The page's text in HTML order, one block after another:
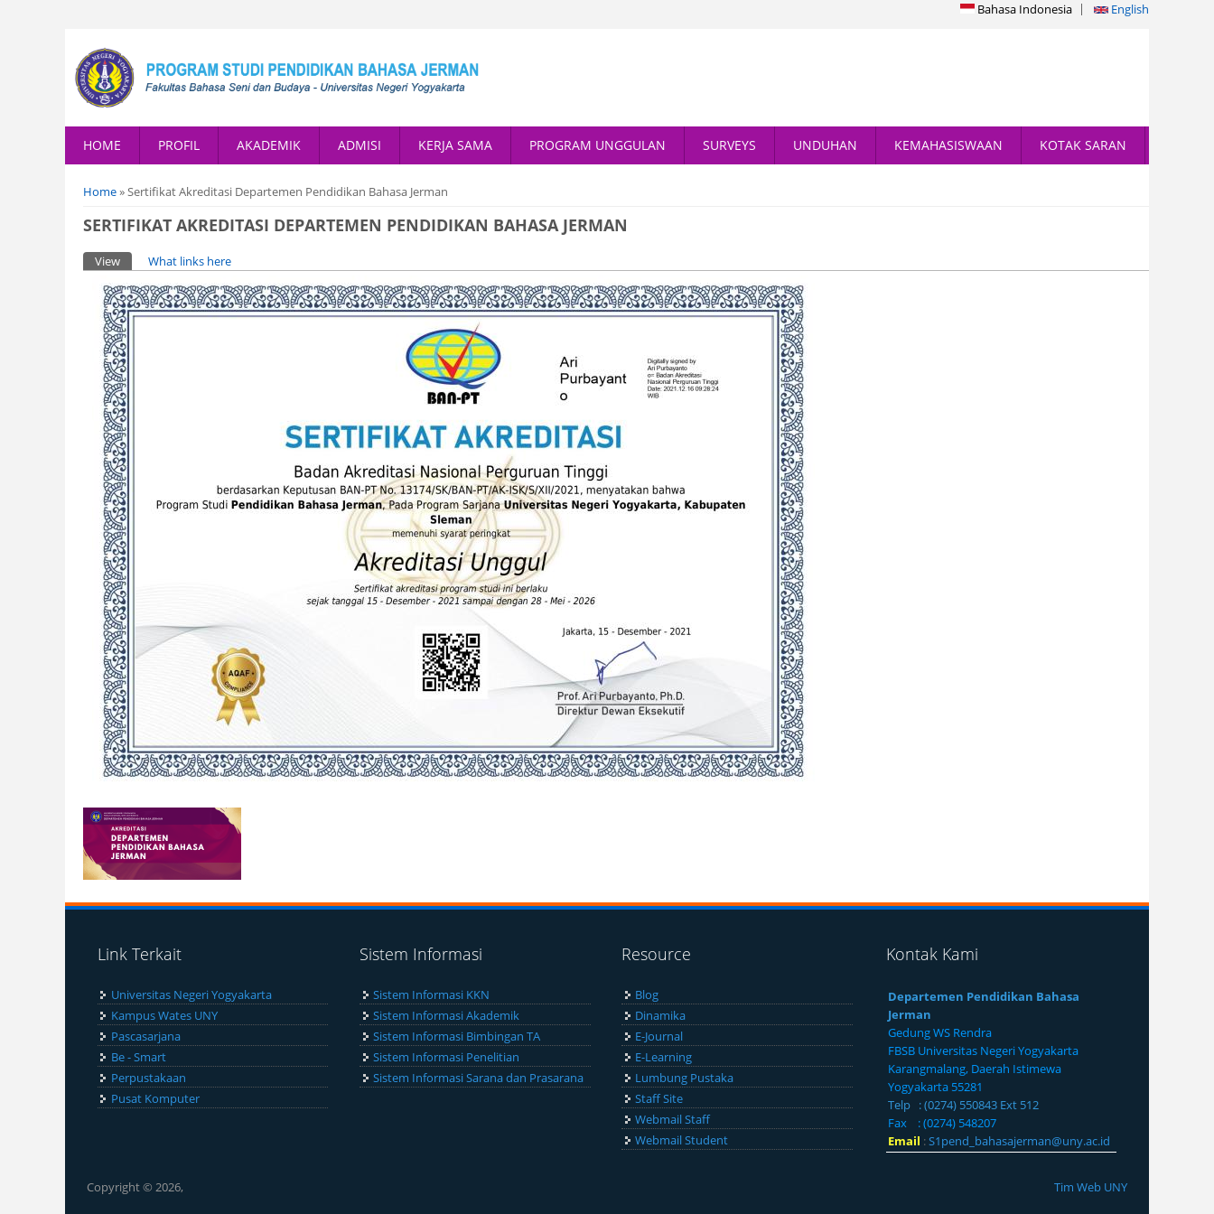
Bahasa Indonesia English
HOME PROFIL AKADEMIK ADMISI KERJA SAMA PROGRAM UNGGULAN SURVEYS UNDUHAN KEMAHASISWAAN KOTAK SARAN
You are here
Home» Sertifikat Akreditasi Departemen Pendidikan Bahasa Jerman
SERTIFIKAT AKREDITASI DEPARTEMEN PENDIDIKAN BAHASA JERMAN
Primary tabs
View (active tab)
What links here
Link Terkait
Universitas Negeri Yogyakarta
Kampus Wates UNY
Pascasarjana
Be - Smart
Perpustakaan
Pusat Komputer
Sistem Informasi
Sistem Informasi KKN
Sistem Informasi Akademik
Sistem Informasi Bimbingan TA
Sistem Informasi Penelitian
Sistem Informasi Sarana dan Prasarana
Resource
Blog
Dinamika
E-Journal
E-Learning
Lumbung Pustaka
Staff Site
Webmail Staff
Webmail Student
Kontak Kami
Departemen Pendidikan Bahasa
Jerman
Gedung WS Rendra
FBSB Universitas Negeri Yogyakarta
Karangmalang, Daerah Istimewa
Yogyakarta 55281
Telp : (0274) 550843 Ext 512
Fax : (0274) 548207
Email :S1pend_bahasajerman@uny.ac.id
Copyright © 2026, Tim Web UNY